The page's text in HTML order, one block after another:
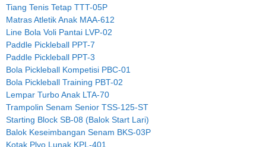
Tiang Tenis Tetap TTT-05P
Matras Atletik Anak MAA-612
Line Bola Voli Pantai LVP-02
Paddle Pickleball PPT-7
Paddle Pickleball PPT-3
Bola Pickleball Kompetisi PBC-01
Bola Pickleball Training PBT-02
Lempar Turbo Anak LTA-70
Trampolin Senam Senior TSS-125-ST
Starting Block SB-08 (Balok Start Lari)
Balok Keseimbangan Senam BKS-03P
Kotak Plyo Lunak KPL-401